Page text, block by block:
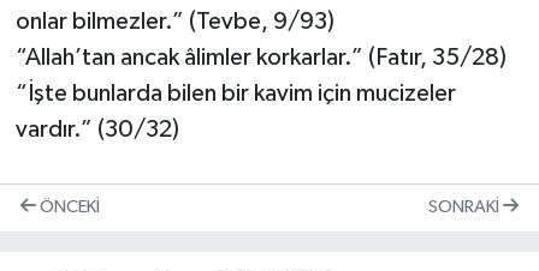
onlar bilmezler.” (Tevbe, 9/93)
“Allah’tan ancak âlimler korkarlar.” (Fatır, 35/28)
“İşte bunlarda bilen bir kavim için mucizeler
vardır.” (30/32)
ÖNCEKI SONRAKI